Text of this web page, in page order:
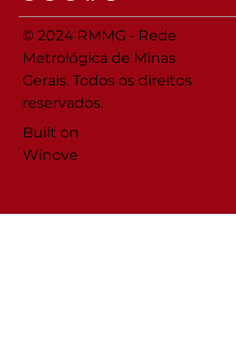
© 2024 RMMG - Rede
Metrológica de Minas
Gerais. Todos os direitos
reservados.
Built on
Winove